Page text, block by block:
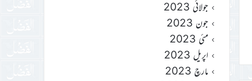
جولائی 2023
جون 2023
مئی 2023
اپریل 2023
مارچ 2023